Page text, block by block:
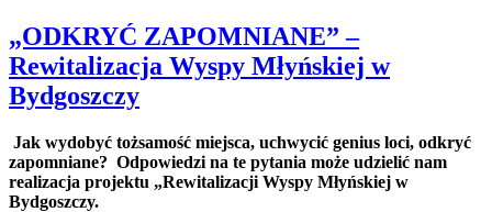
„ODKRYĆ ZAPOMNIANE” –
Rewitalizacja Wyspy Młyńskiej w
Bydgoszczy
Jak wydobyć tożsamość miejsca, uchwycić genius loci, odkryć
zapomniane? Odpowiedzi na te pytania może udzielić nam
realizacja projektu „Rewitalizacji Wyspy Młyńskiej w
Bydgoszczy.